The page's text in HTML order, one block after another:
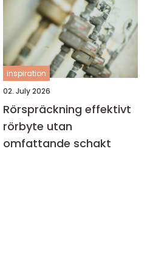
inspiration
02. July 2026
Rörspräckning effektivt
rörbyte utan
omfattande schakt